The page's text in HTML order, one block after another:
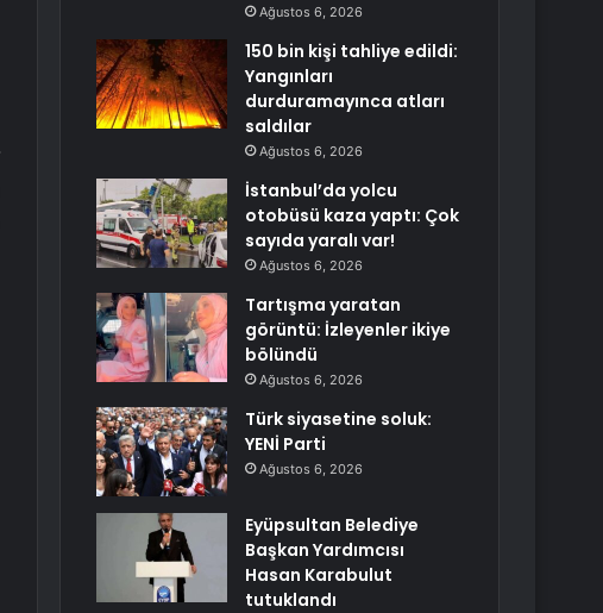
Ağustos 6, 2026
150 bin kişi tahliye edildi:
Yangınları
durduramayınca atları
saldılar
Ağustos 6, 2026
İstanbul’da yolcu
otobüsü kaza yaptı: Çok
sayıda yaralı var!
Ağustos 6, 2026
Tartışma yaratan
görüntü: İzleyenler ikiye
bölündü
Ağustos 6, 2026
Türk siyasetine soluk:
YENİ Parti
Ağustos 6, 2026
Eyüpsultan Belediye
Başkan Yardımcısı
Hasan Karabulut
tutuklandı